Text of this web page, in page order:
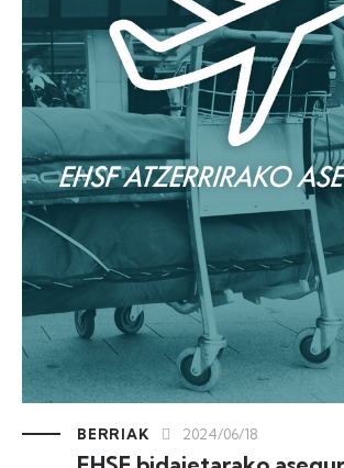
BERRIAK 2024/06/18